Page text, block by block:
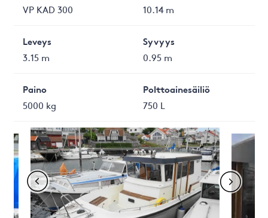
VP KAD 300
10.14 m
Leveys
3.15 m
Syvyys
0.95 m
Paino
5000 kg
Polttoainesäiliö
750 L